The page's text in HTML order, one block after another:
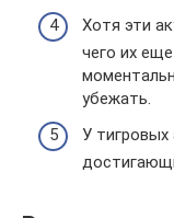
Хотя эти
чего их
убежать.
У